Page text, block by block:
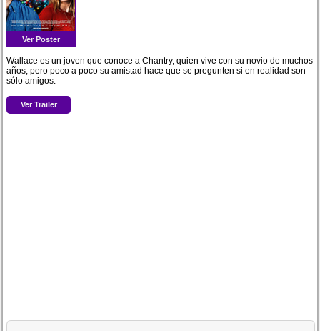
Ver Poster
Wallace es un joven que conoce a Chantry, quien vive con su novio de muchos
años, pero poco a poco su amistad hace que se pregunten si en realidad son
sólo amigos.
Ver Trailer